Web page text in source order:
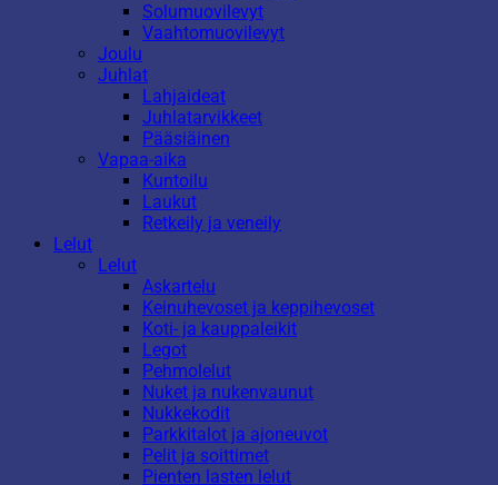
Solumuovilevyt
Vaahtomuovilevyt
Joulu
Juhlat
Lahjaideat
Juhlatarvikkeet
Pääsiäinen
Vapaa-aika
Kuntoilu
Laukut
Retkeily ja veneily
Lelut
Lelut
Askartelu
Keinuhevoset ja keppihevoset
Koti- ja kauppaleikit
Legot
Pehmolelut
Nuket ja nukenvaunut
Nukkekodit
Parkkitalot ja ajoneuvot
Pelit ja soittimet
Pienten lasten lelut